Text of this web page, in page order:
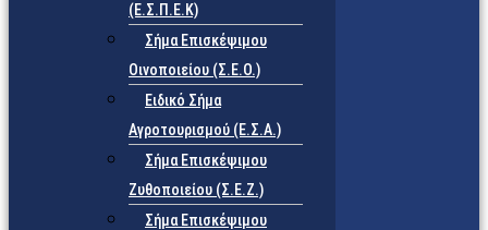
(Ε.Σ.Π.Ε.Κ)
Σήμα Επισκέψιμου
Οινοποιείου (Σ.Ε.Ο.)
Ειδικό Σήμα
Αγροτουρισμού (Ε.Σ.Α.)
Σήμα Επισκέψιμου
Ζυθοποιείου (Σ.Ε.Ζ.)
Σήμα Επισκέψιμου